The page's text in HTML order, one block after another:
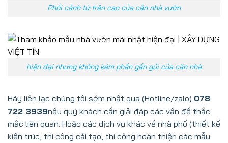
Phối cảnh từ trên cao của căn nhà vườn
hiện đại nhưng không kém phần gần gủi của căn nhà
Hãy liên lạc chúng tôi sớm nhất qua (Hotline/zalo) 078
722 3939nếu quý khách cần giải đáp các vấn đề thắc
mắc liên quan. Hoặc các dịch vụ khác về nhà phố (thiết kế
kiến trúc, thi công cải tạo, thi công hoàn thiện các mẫu